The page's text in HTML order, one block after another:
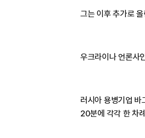
그는 이후 추가로
우크라이나 언론사
러시아 용병기업
20분에 각각 한 차